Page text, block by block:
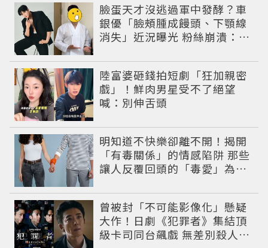
臉蛋天才沒逃過軍中發酵？車
銀優「臉頰腫成饅頭、下顎線
消失」近況曝光 粉絲崩潰：空
陸富婆砸錢拍短劇「狂加親密
戲」！鮮肉男星受不了絕望
喊：別伸舌頭
明知道不快樂卻離不開！揭開
「有毒關係」的情感陷阱 那些
讓人反覆回頭的「毒愛」為何
曾被封「不可能影像化」懸疑
大作！日劇《犯罪者》集結頂
級卡司同台飆戲 無差別殺人案